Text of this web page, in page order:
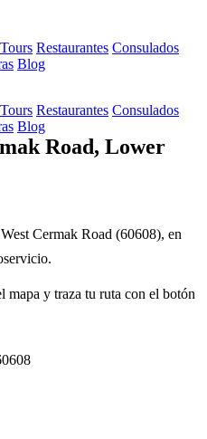
Tours Restaurantes Consulados
Blog
Tours Restaurantes Consulados
Blog
Road, Lower
Cermak Road (60608), en
mapa y traza tu ruta con el botón